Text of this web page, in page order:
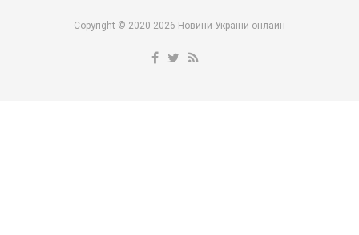
Copyright © 2020-2026 Новини України онлайн